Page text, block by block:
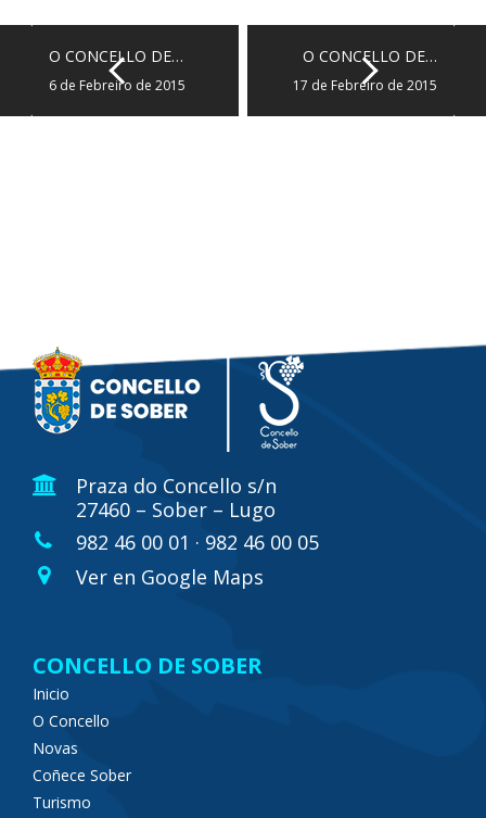
O CONCELLO DE…
6 de Febreiro de 2015
O CONCELLO DE…
17 de Febreiro de 2015
Praza do Concello s/n
27460 – Sober – Lugo
982 46 00 01 · 982 46 00 05
Ver en Google Maps
CONCELLO DE SOBER
Inicio
O Concello
Novas
Coñece Sober
Turismo